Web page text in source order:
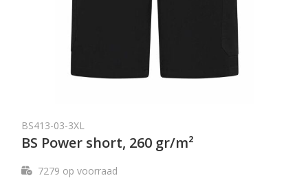
BS413-03-3XL
BS Power short, 260 gr/m²
7279 op voorraad